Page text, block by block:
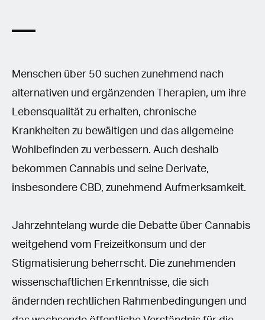
Menschen über 50 suchen zunehmend nach
alternativen und ergänzenden Therapien, um ihre
Lebensqualität zu erhalten, chronische
Krankheiten zu bewältigen und das allgemeine
Wohlbefinden zu verbessern. Auch deshalb
bekommen Cannabis und seine Derivate,
insbesondere CBD, zunehmend Aufmerksamkeit.
Jahrzehntelang wurde die Debatte über Cannabis
weitgehend vom Freizeitkonsum und der
Stigmatisierung beherrscht. Die zunehmenden
wissenschaftlichen Erkenntnisse, die sich
ändernden rechtlichen Rahmenbedingungen und